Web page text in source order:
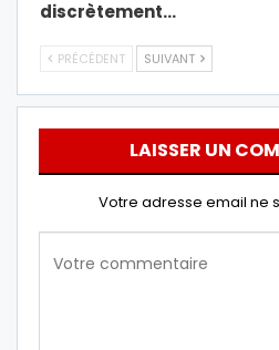
discrètement…
PRÉCÉDENT SUIVANT
LAISSER UN
Votre adresse email ne